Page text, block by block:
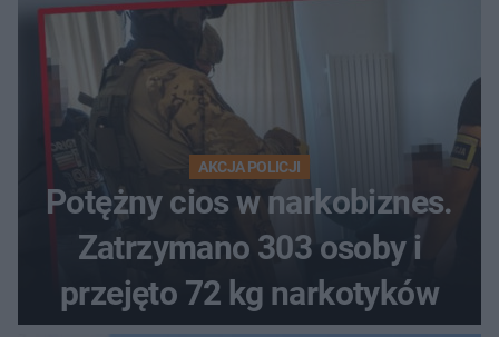
AKCJA POLICJI
Potężny cios w narkobiznes.
Zatrzymano 303 osoby i
przejęto 72 kg narkotyków